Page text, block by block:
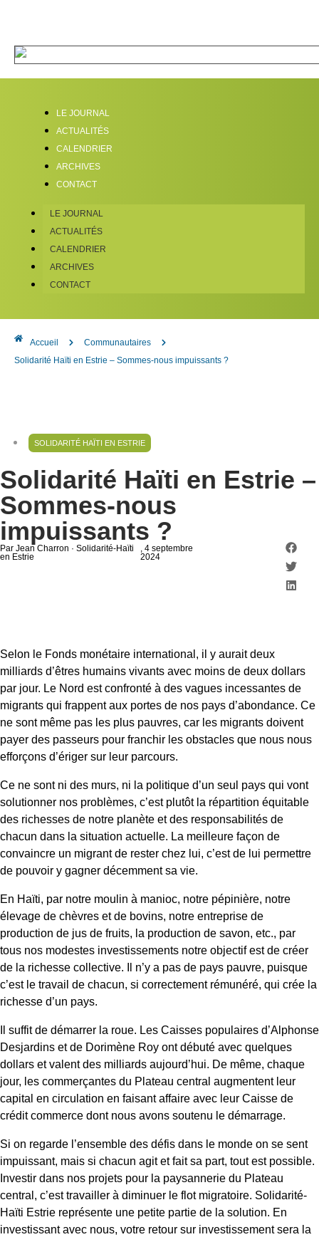
LE JOURNAL
ACTUALITÉS
CALENDRIER
ARCHIVES
CONTACT
LE JOURNAL
ACTUALITÉS
CALENDRIER
ARCHIVES
CONTACT
Accueil
Communautaires
Solidarité Haïti en Estrie – Sommes-nous impuissants ?
SOLIDARITÉ HAÏTI EN ESTRIE
Solidarité Haïti en Estrie –
Sommes-nous
impuissants ?
Par Jean Charron · Solidarité-Haïti
en Estrie
, 4 septembre
2024
Selon le Fonds monétaire international, il y aurait deux
milliards d’êtres humains vivants avec moins de deux dollars
par jour. Le Nord est confronté à des vagues incessantes de
migrants qui frappent aux portes de nos pays d’abondance. Ce
ne sont même pas les plus pauvres, car les migrants doivent
payer des passeurs pour franchir les obstacles que nous nous
efforçons d’ériger sur leur parcours.
Ce ne sont ni des murs, ni la politique d’un seul pays qui vont
solutionner nos problèmes, c’est plutôt la répartition équitable
des richesses de notre planète et des responsabilités de
chacun dans la situation actuelle. La meilleure façon de
convaincre un migrant de rester chez lui, c’est de lui permettre
de pouvoir y gagner décemment sa vie.
En Haïti, par notre moulin à manioc, notre pépinière, notre
élevage de chèvres et de bovins, notre entreprise de
production de jus de fruits, la production de savon, etc., par
tous nos modestes investissements notre objectif est de créer
de la richesse collective. Il n’y a pas de pays pauvre, puisque
c’est le travail de chacun, si correctement rémunéré, qui crée la
richesse d’un pays.
Il suffit de démarrer la roue. Les Caisses populaires d’Alphonse
Desjardins et de Dorimène Roy ont débuté avec quelques
dollars et valent des milliards aujourd’hui. De même, chaque
jour, les commerçantes du Plateau central augmentent leur
capital en circulation en faisant affaire avec leur Caisse de
crédit commerce dont nous avons soutenu le démarrage.
Si on regarde l’ensemble des défis dans le monde on se sent
impuissant, mais si chacun agit et fait sa part, tout est possible.
Investir dans nos projets pour la paysannerie du Plateau
central, c’est travailler à diminuer le flot migratoire. Solidarité-
Haïti Estrie représente une petite partie de la solution. En
investissant avec nous, votre retour sur investissement sera la